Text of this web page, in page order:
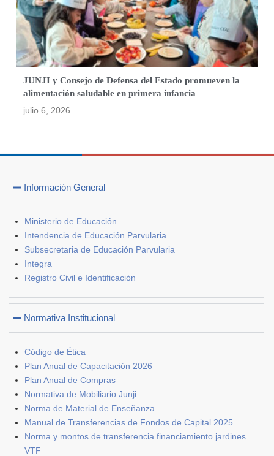
JUNJI y Consejo de Defensa del Estado promueven la
alimentación saludable en primera infancia
julio 6, 2026
Información General
Ministerio de Educación
Intendencia de Educación Parvularia
Subsecretaria de Educación Parvularia
Integra
Registro Civil e Identificación
Normativa Institucional
Código de Ética
Plan Anual de Capacitación 2026
Plan Anual de Compras
Normativa de Mobiliario Junji
Norma de Material de Enseñanza
Manual de Transferencias de Fondos de Capital 2025
Norma y montos de transferencia financiamiento jardines
VTF